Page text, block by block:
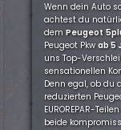
Wenn dein Auto
achtest du
dem Peugeot
Peugeot Pkwab 5
uns Top-
sensationellen
Denn egal, ob du
reduzierten
EUROREPAR-
beide